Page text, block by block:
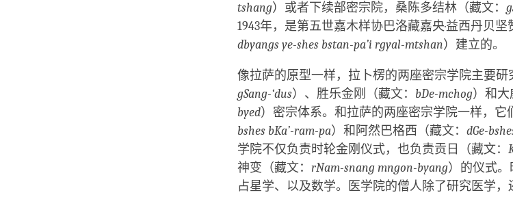
tshang）或者下续部密宗院，桑陈多结林（藏文：
1943年，是第五世嘉木样协巴洛藏嘉央·益西丹贝坚
dbyangs ye-shes bstan-pa’i rgyal-mtshan）建立的。
像拉萨的原型一样，拉卜楞的两座密宗学院主要研
gSang-‘dus）、胜乐金刚（藏文： bDe-mchog）和大
byed）密宗体系。和拉萨的两座密宗学院一样，它
bshes bKa’-ram-pa）和阿然巴格西（藏文： dGe-
学院不仅负责时轮金刚仪式，也负责贡日（藏文：
神变（藏文： rNam-snang mngon-byang）的仪式。
占星学、以及数学。医学院的僧人除了研究医学，